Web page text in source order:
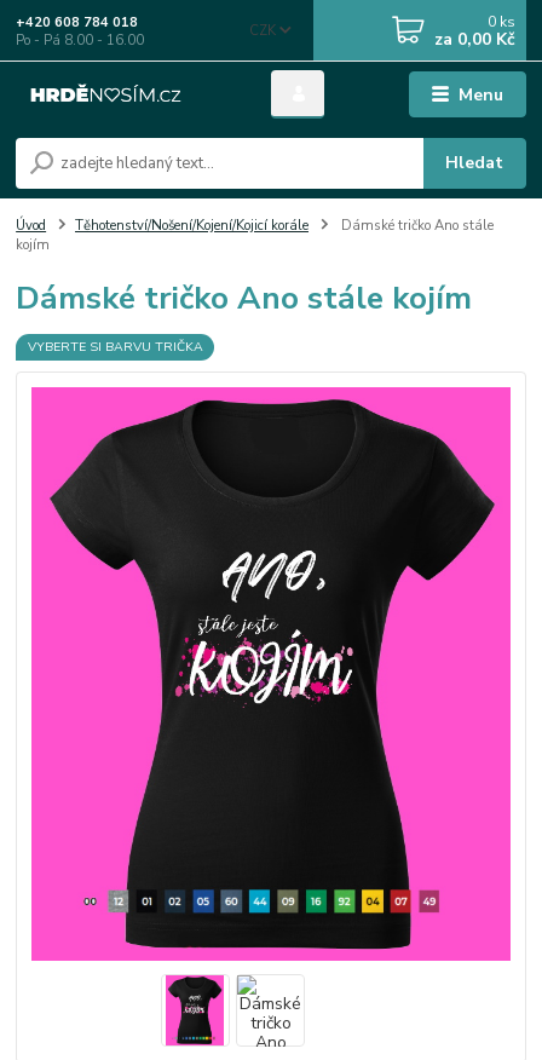
Menu
CZK
Hledat
+420 608 784 018
Po - Pá 8.00 - 16.00
0 ks
za 0,00 Kč
Úvod Těhotenství/Nošení/Kojení/Kojicí korále
Dámské tričko Ano stále
kojím
Dámské tričko Ano stále kojím
VYBERTE SI BARVU TRIČKA